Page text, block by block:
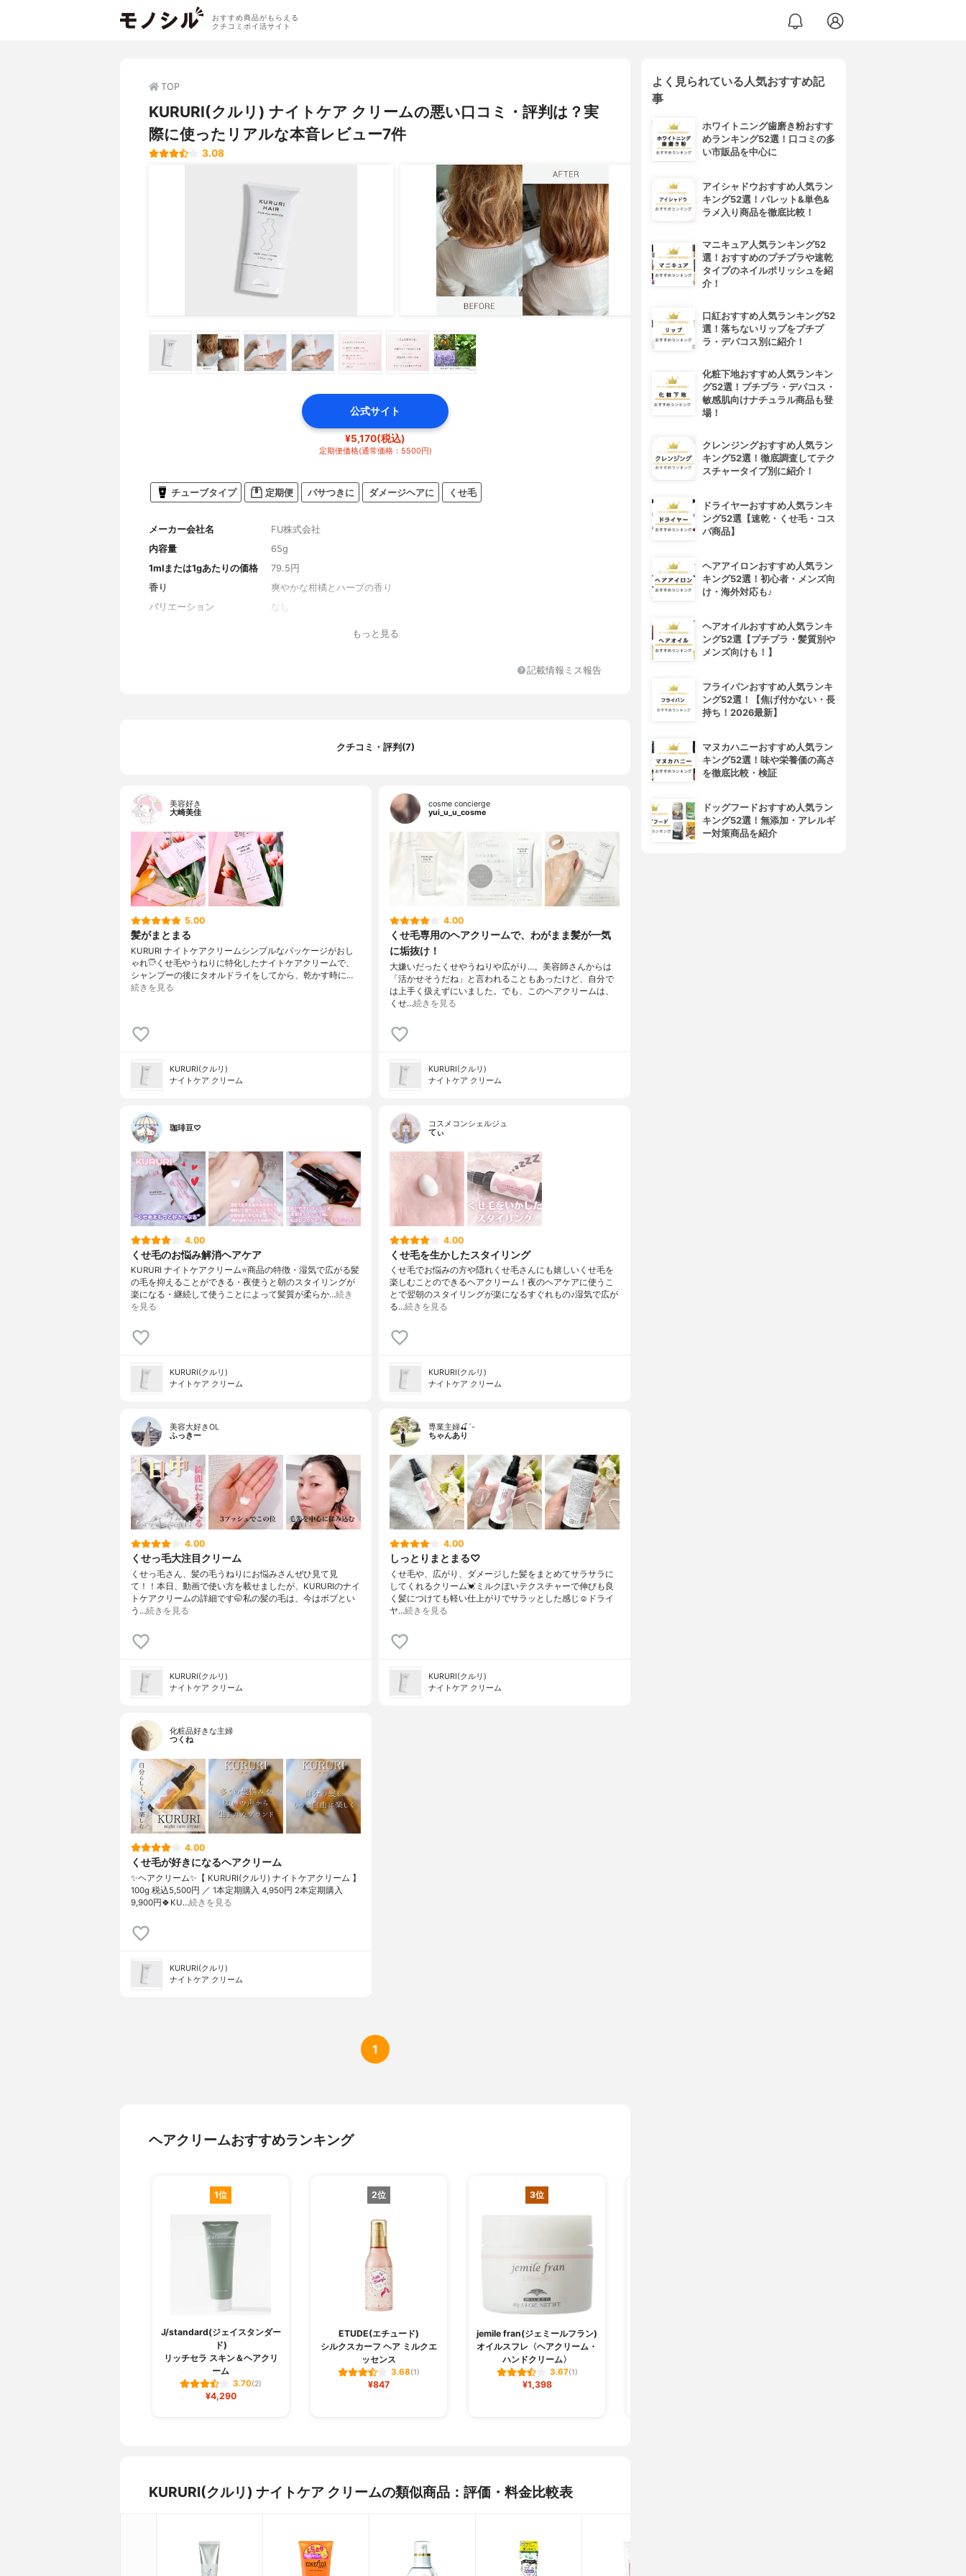
おすすめ商品がもらえる
クチコミポイ活サイト
TOP
KURURI(クルリ) ナイトケア クリームの悪い口コミ・評判は？実
際に使ったリアルな本音レビュー7件
3.08
公式サイト
¥5,170(税込)
定期便価格(通常価格：5500円)
チューブタイプ 定期便 パサつきに ダメージヘアに くせ毛
メーカー会社名
FU株式会社
内容量
65g
1mlまたは1gあたりの価格
79.5円
香り
爽やかな柑橘とハーブの香り
バリエーション
なし
もっと見る
記載情報ミス報告
クチコミ・評判(7)
美容好き
大崎美佳
5.00
髪がまとまる
KURURI ナイトケアクリームシンプルなパッケージがおし
ゃれ𓇥くせ毛やうねりに特化したナイトケアクリームで、
シャンプーの後にタオルドライをしてから、乾かす時に…
続きを見る
KURURI(クルリ)
ナイトケア クリーム
cosme concierge
yui_u_u_cosme
4.00
くせ毛専用のヘアクリームで、わがまま髪が一気
に垢抜け！
大嫌いだったくせやうねりや広がり…。美容師さんからは
「活かせそうだね」と言われることもあったけど、自分で
は上手く扱えずにいました。でも、このヘアクリームは、
くせ…続きを見る
KURURI(クルリ)
ナイトケア クリーム
珈琲豆♡
4.00
くせ毛のお悩み解消ヘアケア
KURURI ナイトケアクリーム⭐️商品の特徴・湿気で広がる髪
の毛を抑えることができる・夜使うと朝のスタイリングが
楽になる・継続して使うことによって髪質が柔らか…続き
を見る
KURURI(クルリ)
ナイトケア クリーム
コスメコンシェルジュ
てぃ
4.00
くせ毛を生かしたスタイリング
くせ毛でお悩みの方や隠れくせ毛さんにも嬉しいくせ毛を
楽しむことのできるヘアクリーム！夜のヘアケアに使うこ
とで翌朝のスタイリングが楽になるすぐれもの♪湿気で広が
る…続きを見る
KURURI(クルリ)
ナイトケア クリーム
美容大好きOL
ふっきー
4.00
くせっ毛大注目クリーム
くせっ毛さん、髪の毛うねりにお悩みさんぜひ見て見
て！！本日、動画で使い方を載せましたが、KURURIのナイ
トケアクリームの詳細です🤭私の髪の毛は、今はボブとい
う…続きを見る
KURURI(クルリ)
ナイトケア クリーム
専業主婦🍒´-
ちゃんあり
4.00
しっとりまとまる♡
くせ毛や、広がり、ダメージした髪をまとめてサラサラに
してくれるクリーム💓ミルクぽいテクスチャーで伸びも良
く髪につけても軽い仕上がりでサラッとした感じ☺️ドライ
ヤ…続きを見る
KURURI(クルリ)
ナイトケア クリーム
化粧品好きな主婦
つくね
4.00
くせ毛が好きになるヘアクリーム
✨ヘアクリーム✨【 KURURI(クルリ) ナイトケアクリーム 】
100g 税込5,500円 ／ 1本定期購入 4,950円 2本定期購入
9,900円🍀KU…続きを見る
KURURI(クルリ)
ナイトケア クリーム
1
ヘアクリームおすすめランキング
1位
J/standard(ジェイスタンダー
ド)
リッチセラ スキン＆ヘアクリ
ーム
3.70(2)
¥4,290
2位
ETUDE(エチュード)
シルクスカーフ ヘア ミルクエ
ッセンス
3.68(1)
¥847
3位
jemile fran(ジェミールフラン)
オイルスフレ〈ヘアクリーム・
ハンドクリーム〉
3.67(1)
¥1,398
KURURI(クルリ) ナイトケア クリームの類似商品：評価・料金比較表
よく見られている人気おすすめ記
事
ホワイトニング歯磨き粉おすす
めランキング52選！口コミの多
い市販品を中心に
アイシャドウおすすめ人気ラン
キング52選！パレット&単色&
ラメ入り商品を徹底比較！
マニキュア人気ランキング52
選！おすすめのプチプラや速乾
タイプのネイルポリッシュを紹
介！
口紅おすすめ人気ランキング52
選！落ちないリップをプチプ
ラ・デパコス別に紹介！
化粧下地おすすめ人気ランキン
グ52選！プチプラ・デパコス・
敏感肌向けナチュラル商品も登
場！
クレンジングおすすめ人気ラン
キング52選！徹底調査してテク
スチャータイプ別に紹介！
ドライヤーおすすめ人気ランキ
ング52選【速乾・くせ毛・コス
パ商品】
ヘアアイロンおすすめ人気ラン
キング52選！初心者・メンズ向
け・海外対応も♪
ヘアオイルおすすめ人気ランキ
ング52選【プチプラ・髪質別や
メンズ向けも！】
フライパンおすすめ人気ランキ
ング52選！【焦げ付かない・長
持ち！2026最新】
マヌカハニーおすすめ人気ラン
キング52選！味や栄養価の高さ
を徹底比較・検証
ドッグフードおすすめ人気ラン
キング52選！無添加・アレルギ
ー対策商品を紹介